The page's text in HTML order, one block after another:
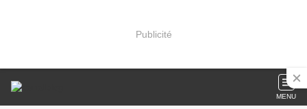
Publicité
MENU